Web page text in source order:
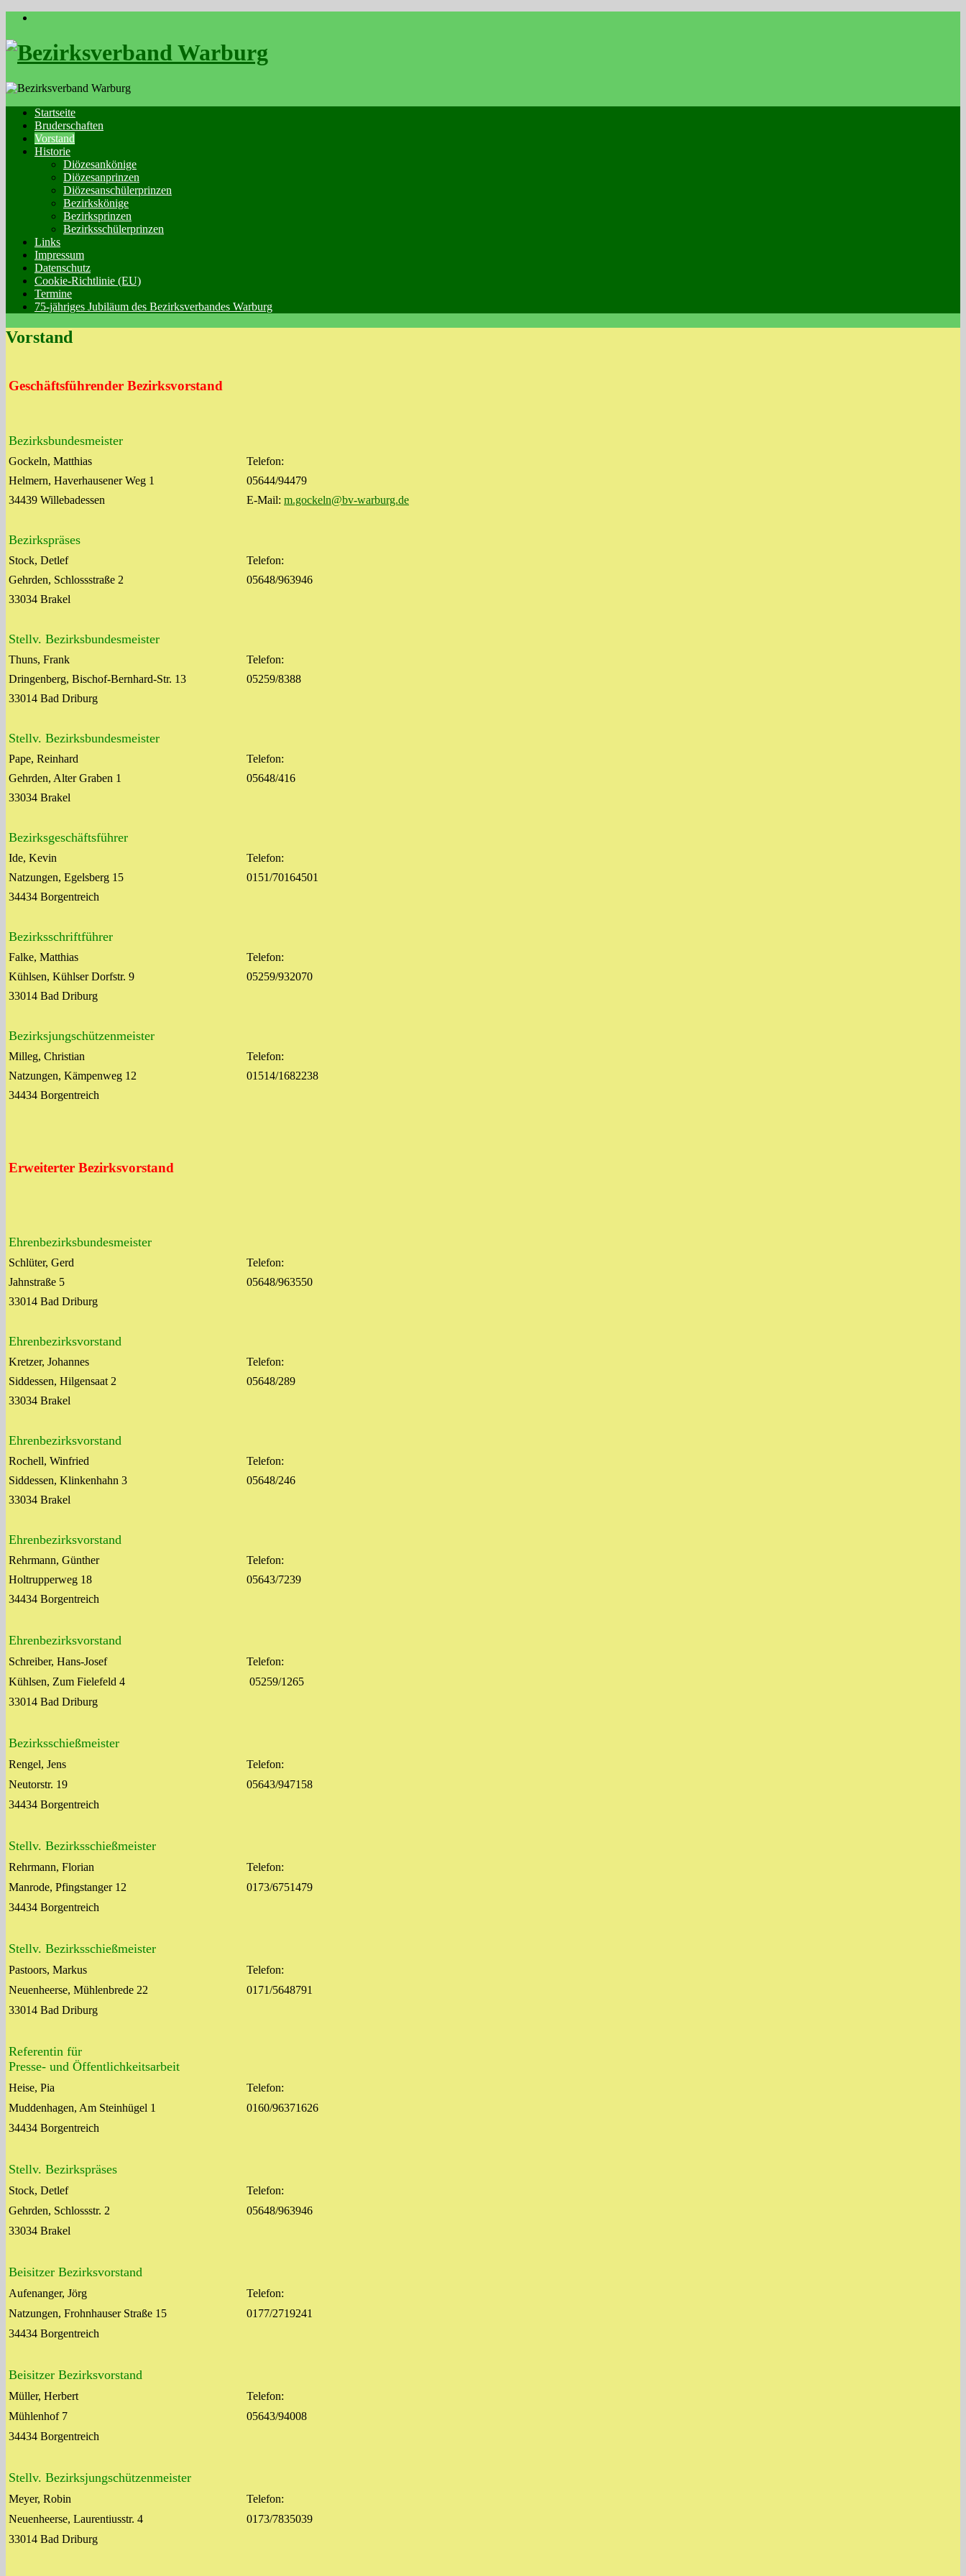
Skip
content
Startseite
Bruderschaften
Vorstand
Historie
Diözesankönige
Diözesanprinzen
Diözesanschülerprinzen
Bezirkskönige
Bezirksprinzen
Bezirksschülerprinzen
Links
Impressum
Datenschutz
Cookie-Richtlinie (EU)
Termine
75-jähriges Jubiläum des Bezirksverbandes Warburg
Vorstand
Geschäftsführender Bezirksvorstand
Bezirksbundesmeister
Gockeln, Matthias
Telefon:
Helmern, Haverhausener Weg 1
05644/94479
34439 Willebadessen
E-Mail: m.gockeln@bv-warburg.de
Bezirkspräses
Stock, Detlef
Telefon:
Gehrden, Schlossstraße 2
05648/963946
33034 Brakel
Stellv. Bezirksbundesmeister
Thuns, Frank
Telefon:
Dringenberg, Bischof-Bernhard-Str. 13
05259/8388
33014 Bad Driburg
Stellv. Bezirksbundesmeister
Pape, Reinhard
Telefon:
Gehrden, Alter Graben 1
05648/416
33034 Brakel
Bezirksgeschäftsführer
Ide, Kevin
Telefon:
Natzungen, Egelsberg 15
0151/70164501
34434 Borgentreich
Bezirksschriftführer
Falke, Matthias
Telefon:
Kühlsen, Kühlser Dorfstr. 9
05259/932070
33014 Bad Driburg
Bezirksjungschützenmeister
Milleg, Christian
Telefon:
Natzungen, Kämpenweg 12
01514/1682238
34434 Borgentreich
Erweiterter Bezirksvorstand
Ehrenbezirksbundesmeister
Schlüter, Gerd
Telefon:
Jahnstraße 5
05648/963550
33014 Bad Driburg
Ehrenbezirksvorstand
Kretzer, Johannes
Telefon:
Siddessen, Hilgensaat 2
05648/289
33034 Brakel
Ehrenbezirksvorstand
Rochell, Winfried
Telefon:
Siddessen, Klinkenhahn 3
05648/246
33034 Brakel
Ehrenbezirksvorstand
Rehrmann, Günther
Telefon:
Holtrupperweg 18
05643/7239
34434 Borgentreich
Ehrenbezirksvorstand
Schreiber, Hans-Josef
Telefon:
Kühlsen, Zum Fielefeld 4
05259/1265
33014 Bad Driburg
Bezirksschießmeister
Rengel, Jens
Telefon:
Neutorstr. 19
05643/947158
34434 Borgentreich
Stellv. Bezirksschießmeister
Rehrmann, Florian
Telefon:
Manrode, Pfingstanger 12
0173/6751479
34434 Borgentreich
Stellv. Bezirksschießmeister
Pastoors, Markus
Telefon:
Neuenheerse, Mühlenbrede 22
0171/5648791
33014 Bad Driburg
Referentin für
Presse- und Öffentlichkeitsarbeit
Heise, Pia
Telefon:
Muddenhagen, Am Steinhügel 1
0160/96371626
34434 Borgentreich
Stellv. Bezirkspräses
Stock, Detlef
Telefon:
Gehrden, Schlossstr. 2
05648/963946
33034 Brakel
Beisitzer Bezirksvorstand
Aufenanger, Jörg
Telefon:
Natzungen, Frohnhauser Straße 15
0177/2719241
34434 Borgentreich
Beisitzer Bezirksvorstand
Müller, Herbert
Telefon:
Mühlenhof 7
05643/94008
34434 Borgentreich
Stellv. Bezirksjungschützenmeister
Meyer, Robin
Telefon:
Neuenheerse, Laurentiusstr. 4
0173/7835039
33014 Bad Driburg